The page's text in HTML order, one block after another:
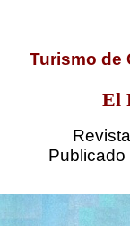
Turismo de
El